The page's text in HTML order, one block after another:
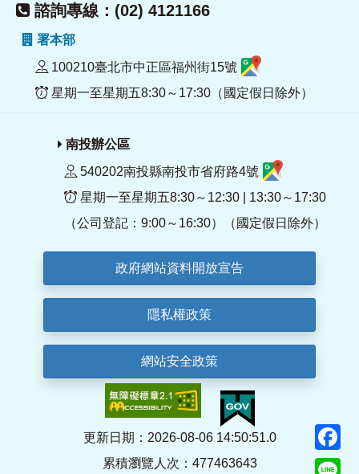
諮詢專線：(02) 4121166
署本部
100210臺北市中正區福州街15號
星期一至星期五8:30～17:30（國定假日除外）
南投辦公區
540202南投縣南投市省府路4號
星期一至星期五8:30～12:30 | 13:30～17:30
（公司登記：9:00～16:30）（國定假日除外）
政府網站資料開放宣告
隱私權政策
網站安全政策
更新日期：2026-08-06 14:50:51.0
累積瀏覽人次：477463643